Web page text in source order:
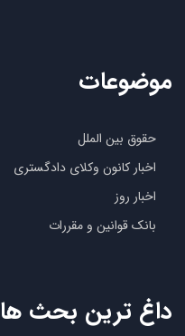
حقوق بین الملل
اخبار کانون وکلای دادگستری
اخبار روز
بانک قوانین و مقررات
موضوعات
داغ ترین بحث ها